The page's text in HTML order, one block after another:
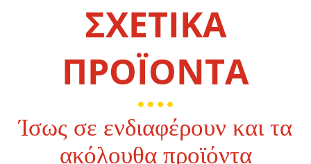
ΣΧΕΤΙΚΑ
ΠΡΟΪΟΝΤΑ
Ίσως σε ενδιαφέρουν και τα
ακόλουθα προϊόντα